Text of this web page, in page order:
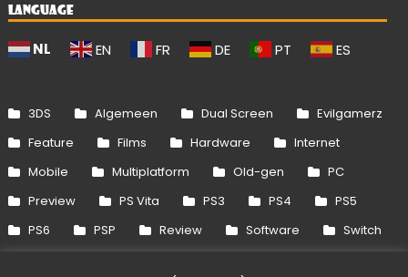
LANGUAGE
NL EN FR DE PT ES
3DS Algemeen Dual Screen
Evilgamerz
Feature
Films Hardware
Internet
Mobile
Multiplatform Old-gen
PC
Preview
PS Vita PS3 PS4
PS5
PS6
PSP Review Software
Switch